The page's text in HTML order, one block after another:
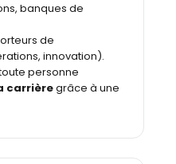
banques de
de
innovation).
personne
carrièregrâce à une